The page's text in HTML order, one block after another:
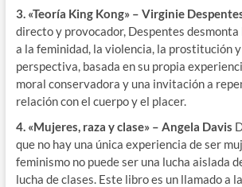
3. «Teoría King Kong» – Virginie
directo y provocador, Despentes
a la feminidad, la violencia, la prostitución y
perspectiva, basada en su propia
moral conservadora y una invitación a
relación con el cuerpo y el placer.
4. «Mujeres, raza y clase» – Angela Davis
que no hay una única experiencia de ser
feminismo no puede ser una lucha aislada
lucha de clases. Este libro es un llamado a la